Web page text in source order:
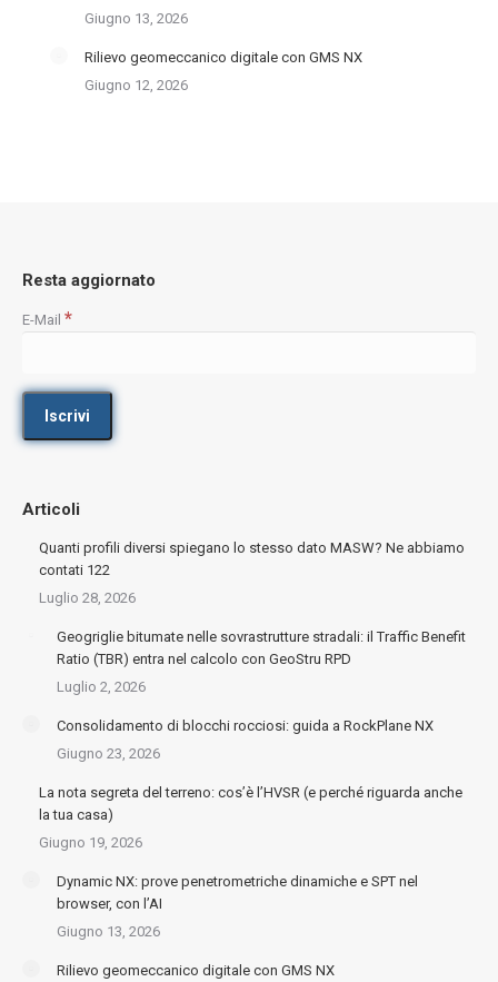
Giugno 13, 2026
Rilievo geomeccanico digitale con GMS NX
Giugno 12, 2026
Resta aggiornato
E-Mail *
Articoli
Quanti profili diversi spiegano lo stesso dato MASW? Ne abbiamo
contati 122
Luglio 28, 2026
Geogriglie bitumate nelle sovrastrutture stradali: il Traffic Benefit
Ratio (TBR) entra nel calcolo con GeoStru RPD
Luglio 2, 2026
Consolidamento di blocchi rocciosi: guida a RockPlane NX
Giugno 23, 2026
La nota segreta del terreno: cos’è l’HVSR (e perché riguarda anche
la tua casa)
Giugno 19, 2026
Dynamic NX: prove penetrometriche dinamiche e SPT nel
browser, con l’AI
Giugno 13, 2026
Rilievo geomeccanico digitale con GMS NX